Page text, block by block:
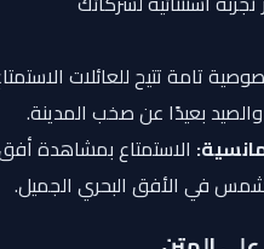
تامة تتيح للعائلات الاستمتاع
بعيدًا عن صخب المدينة.
الاستمتاع بمشاهدة أفق
في الأفق البحري الجميل.